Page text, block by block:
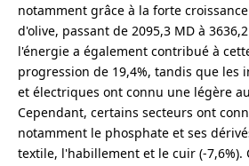
notamment grâce à la forte
d'olive, passant de 2095,3 MD à
l'énergie a également contribué à
progression de 19,4%, tandis que les
et électriques ont connu une légère
Cependant, certains secteurs ont
notamment le phosphate et ses
textile, l'habillement et le cuir (-7,6%).